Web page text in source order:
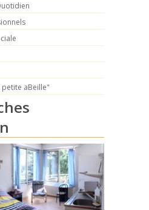
aBeille"